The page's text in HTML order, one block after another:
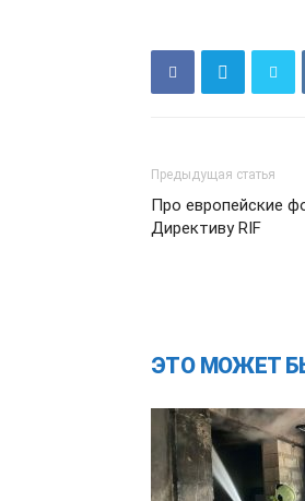
Предыдущая статья
Про европейские
Директиву RIF
ЭТО МОЖЕТ